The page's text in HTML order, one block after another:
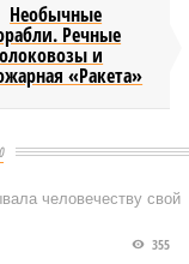
Необычные
Речные
и
«Ракета»
0
человечеству свой
355